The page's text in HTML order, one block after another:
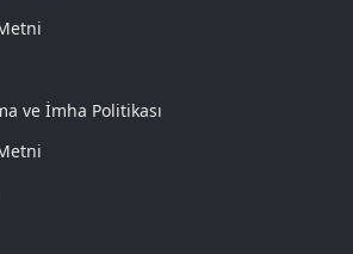
ve İmha Politikası